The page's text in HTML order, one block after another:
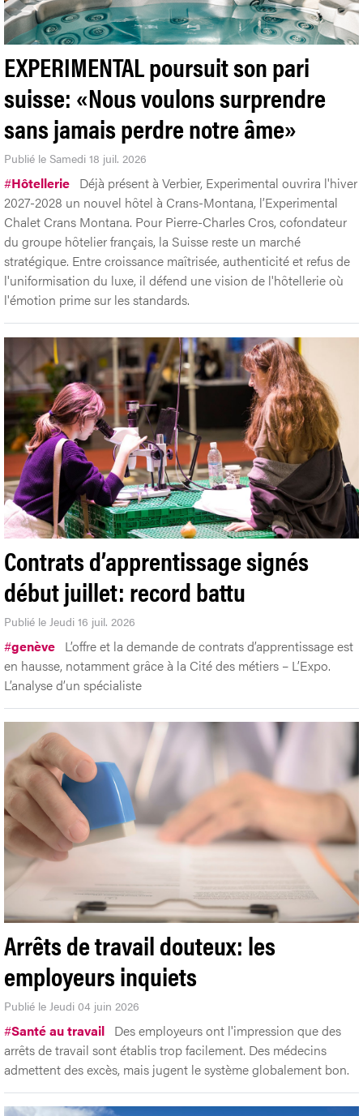
EXPERIMENTAL poursuit son pari
suisse: «Nous voulons surprendre
sans jamais perdre notre âme»
Publié le Samedi 18 juil. 2026
#Hôtellerie Déjà présent à Verbier, Experimental ouvrira l'hiver
2027-2028 un nouvel hôtel à Crans-Montana, l’Experimental
Chalet Crans Montana. Pour Pierre-Charles Cros, cofondateur
du groupe hôtelier français, la Suisse reste un marché
stratégique. Entre croissance maîtrisée, authenticité et refus de
l'uniformisation du luxe, il défend une vision de l'hôtellerie où
l'émotion prime sur les standards.
Contrats d’apprentissage signés
début juillet: record battu
Publié le Jeudi 16 juil. 2026
#genève L’offre et la demande de contrats d’apprentissage est
en hausse, notamment grâce à la Cité des métiers – L’Expo.
L’analyse d’un spécialiste
Arrêts de travail douteux: les
employeurs inquiets
Publié le Jeudi 04 juin 2026
#Santé au travail Des employeurs ont l'impression que des
arrêts de travail sont établis trop facilement. Des médecins
admettent des excès, mais jugent le système globalement bon.